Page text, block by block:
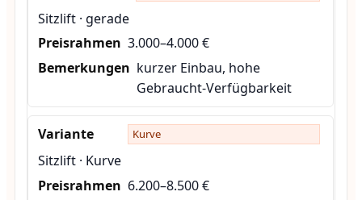
Sitzlift · gerade
3.000–4.000 €
kurzer Einbau, hohe
Gebraucht-Verfügbarkeit
Kurve
Sitzlift · Kurve
6.200–8.500 €